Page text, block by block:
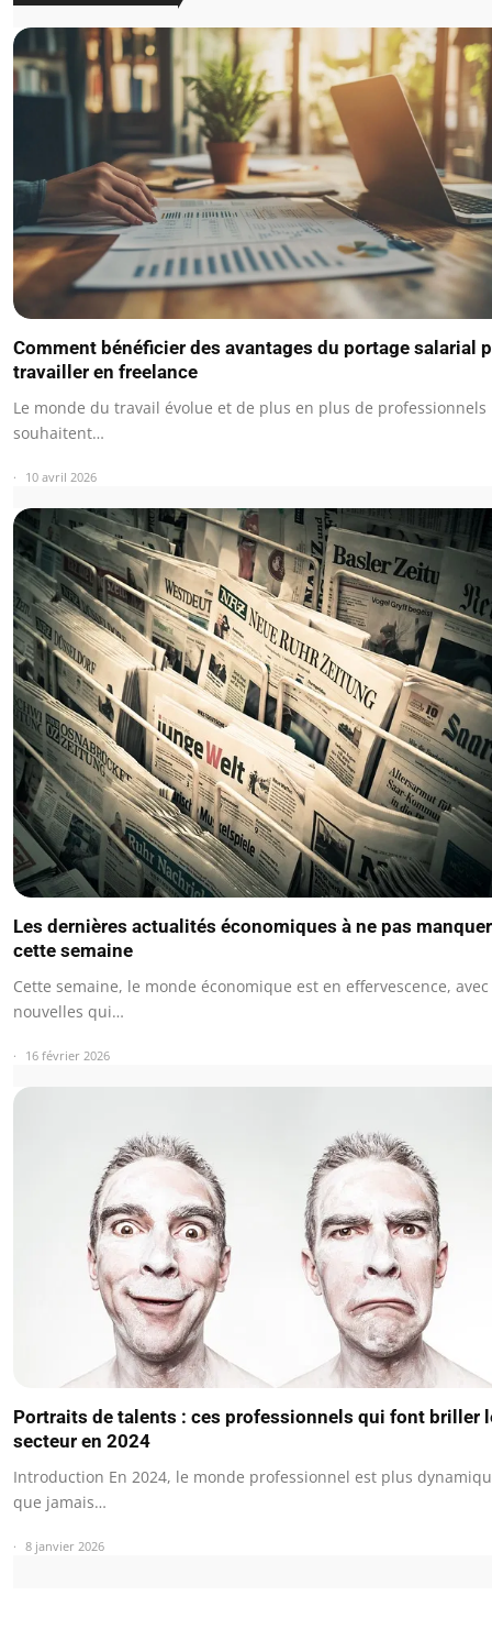
Comment bénéficier des avantages du portage salarial
travailler en freelance
Le monde du travail évolue et de plus en plus de professionnels
souhaitent…
10 avril 2026
Les dernières actualités économiques à ne pas manquer
cette semaine
Cette semaine, le monde économique est en effervescence,
nouvelles qui…
16 février 2026
Portraits de talents : ces professionnels qui font briller
secteur en 2024
Introduction En 2024, le monde professionnel est plus
que jamais…
8 janvier 2026